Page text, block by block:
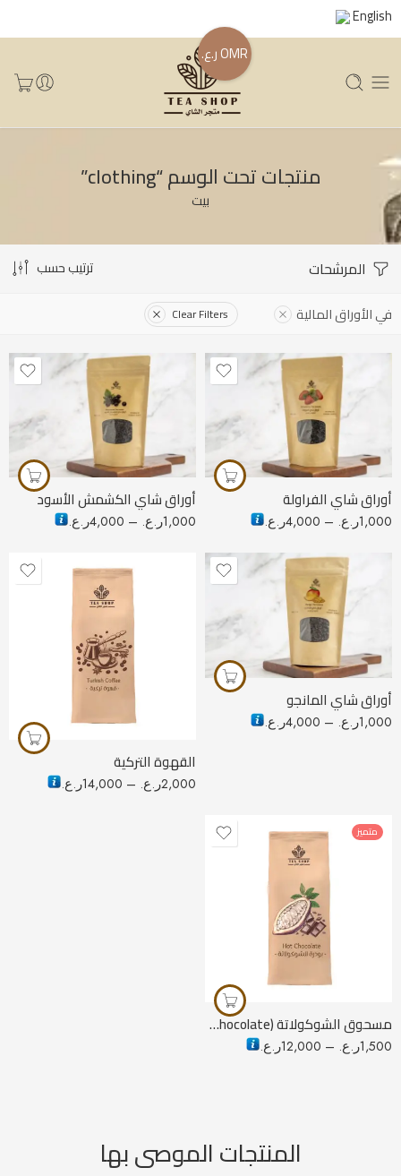
English
منتجات تحت الوسم “clothing”
بيت
المرشحات
ترتيب حسب
في الأوراق المالية
Clear Filters
أوراق شاي الفراولة
1,000ر.ع. –
4,000ر.ع.
250 جرام
أوراق شاي الكشمش الأسود
1,000ر.ع. –
4,000ر.ع.
100 جرام
250 جرام
أوراق شاي المانجو
1,000ر.ع. –
4,000ر.ع.
50 جرام
100 جرام
250 جرام
القهوة التركية
2,000ر.ع. –
14,000ر.ع.
متميز
مسحوق الشوكولاتة (Hot Chocolate)
1,500ر.ع. –
12,000ر.ع.
المنتجات الموصى بها
OMR ر.ع.